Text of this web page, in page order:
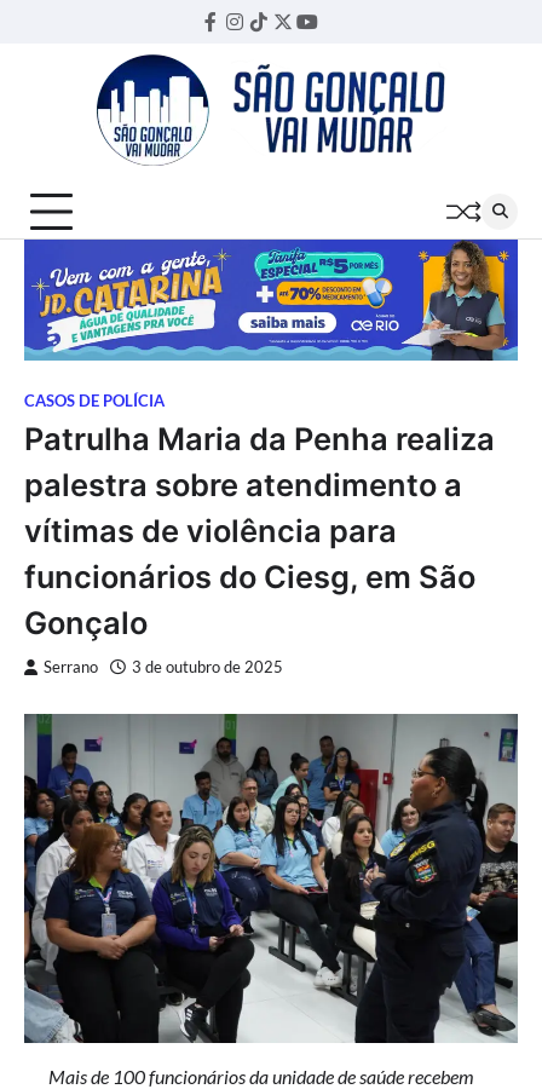
Facebook
Instagram
TikTok
TwitterYouTube
CASOS DE POLÍCIA
Patrulha Maria da Penha realiza
palestra sobre atendimento a
vítimas de violência para
funcionários do Ciesg, em São
Gonçalo
Serrano 3 de outubro de 2025
Mais de 100 funcionários da unidade de saúde recebem